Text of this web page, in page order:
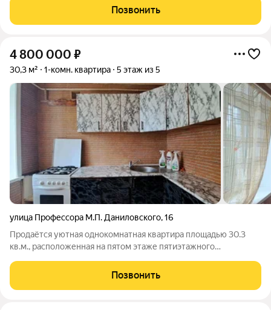
собственного проживания так и для сдачи в аренду. На данный
момент квартира сдана в аренду
Позвонить
4 800 000 ₽
30,3 м² 1-комн. квартира 5 этаж из 5
улица Профессора М.П. Даниловского,16
Продаётся уютная однокомнатная квартира площадью 30.3
кв.м., расположенная на пятом этаже пятиэтажного
Северный, ул. Профессора Даниловского, д. 16. Просторная
комната позволяет свободно разместить
Позвонить